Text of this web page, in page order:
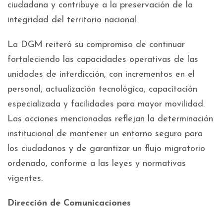
ciudadana y contribuye a la preservación de la
integridad del territorio nacional.
La DGM reiteró su compromiso de continuar
fortaleciendo las capacidades operativas de las
unidades de interdicción, con incrementos en el
personal, actualización tecnológica, capacitación
especializada y facilidades para mayor movilidad.
Las acciones mencionadas reflejan la determinación
institucional de mantener un entorno seguro para
los ciudadanos y de garantizar un flujo migratorio
ordenado, conforme a las leyes y normativas
vigentes.
Dirección de Comunicaciones